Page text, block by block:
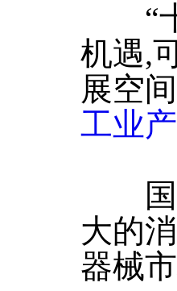
“十
机遇,
展空
工业
国内
大的
器械